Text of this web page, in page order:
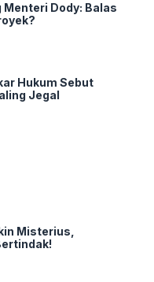
Menteri Dody: Balas
Hukum Sebut
Jegal
Misterius,